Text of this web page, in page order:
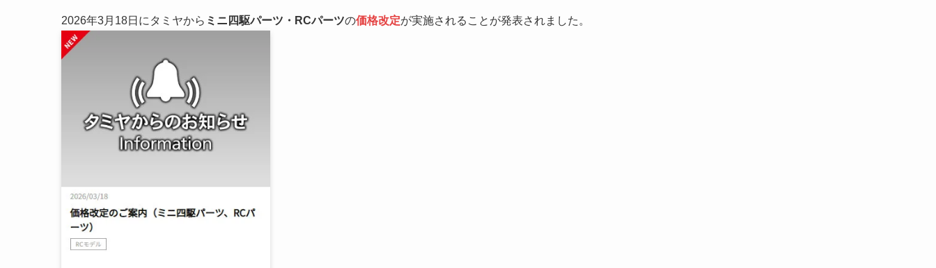
2026年3月18日にタミヤから ミニ四駆パーツ・RCパーツの価格改定が実施されることが発表されました。